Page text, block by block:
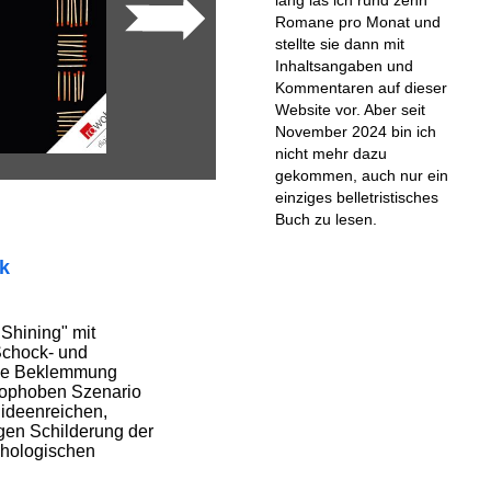
mit
und
Beklemmung
Szenario
Schilderung der
Romane pro Monat und
stellte sie dann mit
Inhaltsangaben und
Kommentaren auf dieser
Website vor. Aber seit
November 2024 bin ich
nicht mehr dazu
gekommen, auch nur ein
einziges belletristisches
Buch zu lesen.